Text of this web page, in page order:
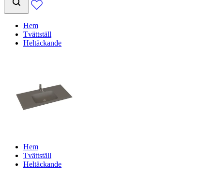
Hem
Tvättställ
Heltäckande
Hem
Tvättställ
Heltäckande